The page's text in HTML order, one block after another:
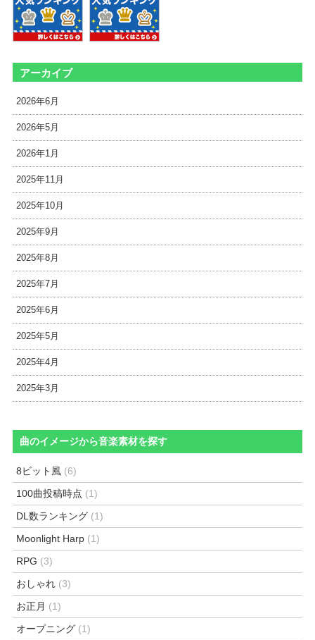
アーカイブ
2026年6月
2026年5月
2026年1月
2025年11月
2025年10月
2025年9月
2025年8月
2025年7月
2025年6月
2025年5月
2025年4月
2025年3月
曲のイメージから音楽素材を探す
8ビット風 (6)
100曲投稿時点 (1)
DL数ランキング (1)
Moonlight Harp (1)
RPG (3)
おしゃれ (3)
お正月 (1)
オープニング (1)